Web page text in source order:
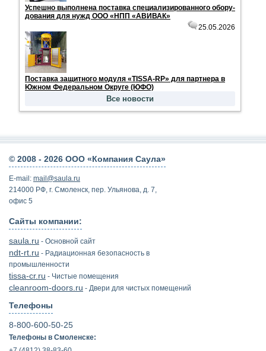
Успеш­но вы­пол­не­на по­став­ка спе­ци­а­ли­зи­ро­ван­но­го обо­ру­
до­ва­ния для нужд ООО «НПП «АВИ­ВАК»
25.05.2026
По­став­ка за­щит­но­го мо­ду­ля «TISSA-RP» для парт­не­ра в
Юж­ном Фе­де­раль­ном Окру­ге (ЮФО)
Все новости
© 2008 - 2026 ООО «Компания Саула»
E-mail: mail@saula.ru
214000 РФ, г. Смоленск, пер. Ульянова, д. 7,
офис 5
Сайты компании:
saula.ru - Основной сайт
ndt-rt.ru - Радиационная безопасность в
промышленности
tissa-cr.ru - Чистые помещения
cleanroom-doors.ru - Двери для чистых помещений
Телефоны
8-800-600-50-25
Телефоны в Смоленске: